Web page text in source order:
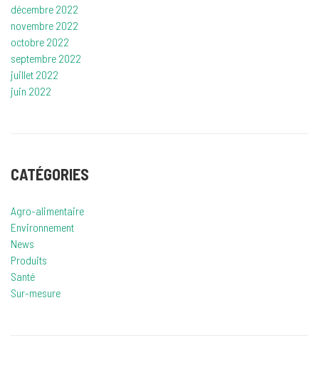
décembre 2022
novembre 2022
octobre 2022
septembre 2022
juillet 2022
juin 2022
CATÉGORIES
Agro-alimentaire
Environnement
News
Produits
Santé
Sur-mesure